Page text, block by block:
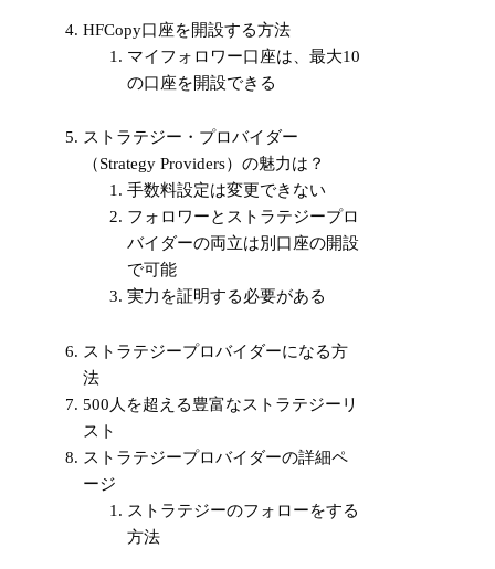
HFCopy口座を開設する方法
マイフォロワー口座は、最大10
の口座を開設できる
ストラテジー・プロバイダー
（Strategy Providers）の魅力は？
手数料設定は変更できない
フォロワーとストラテジープロ
バイダーの両立は別口座の開設
で可能
実力を証明する必要がある
ストラテジープロバイダーになる方
法
500人を超える豊富なストラテジーリ
スト
ストラテジープロバイダーの詳細ペ
ージ
ストラテジーのフォローをする
方法